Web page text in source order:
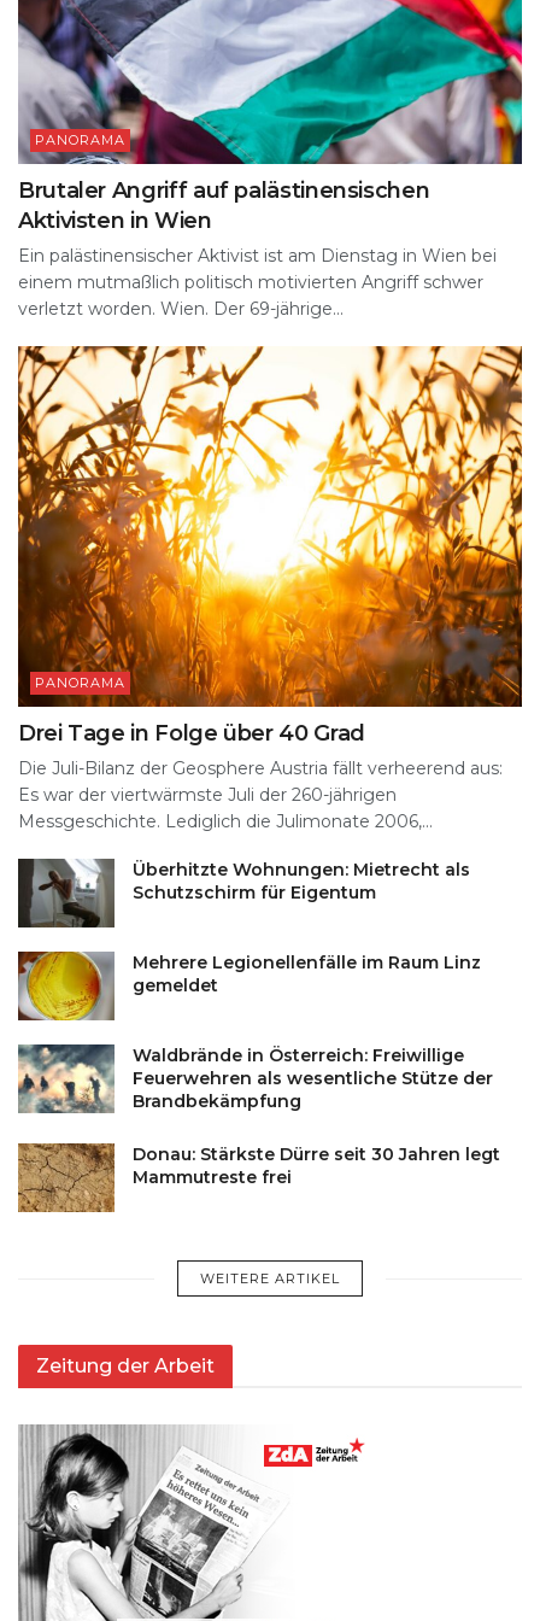
PANORAMA
Brutaler Angriff auf palästinensischen
Aktivisten in Wien
Ein palästinensischer Aktivist ist am Dienstag in Wien bei
einem mutmaßlich politisch motivierten Angriff schwer
verletzt worden. Wien. Der 69-jährige...
PANORAMA
Drei Tage in Folge über 40 Grad
Die Juli-Bilanz der Geosphere Austria fällt verheerend aus:
Es war der viertwärmste Juli der 260-jährigen
Messgeschichte. Lediglich die Julimonate 2006,...
Überhitzte Wohnungen: Mietrecht als
Schutzschirm für Eigentum
Mehrere Legionellenfälle im Raum Linz
gemeldet
Waldbrände in Österreich: Freiwillige
Feuerwehren als wesentliche Stütze der
Brandbekämpfung
Donau: Stärkste Dürre seit 30 Jahren legt
Mammutreste frei
WEITERE ARTIKEL
Zeitung der Arbeit